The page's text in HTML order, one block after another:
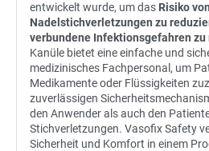
entwickelt wurde, um das Risiko von
Nadelstichverletzungen zu
verbundene Infektionsgefahren
Kanüle bietet eine einfache und
medizinisches Fachpersonal, um
Medikamente oder Flüssigkeiten
zuverlässigen
den Anwender als auch den
Stichverletzungen. Vasofix Safety
Sicherheit und Komfort in einem